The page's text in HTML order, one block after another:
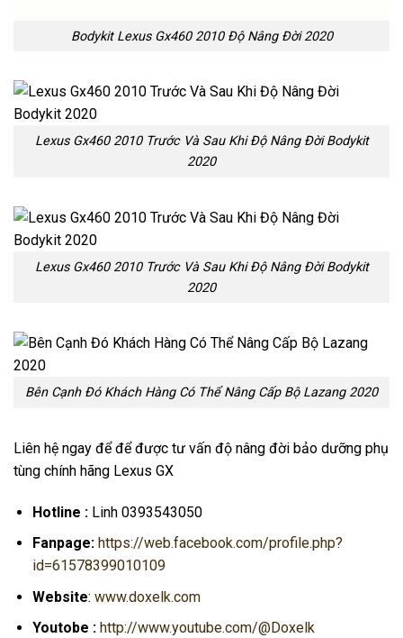
Bodykit Lexus Gx460 2010 Độ Nâng Đời 2020
Lexus Gx460 2010 Trước Và Sau Khi Độ Nâng Đời Bodykit
2020
Lexus Gx460 2010 Trước Và Sau Khi Độ Nâng Đời Bodykit
2020
Bên Cạnh Đó Khách Hàng Có Thể Nâng Cấp Bộ Lazang 2020
Liên hệ ngay để để được tư vấn độ nâng đời bảo dưỡng phụ
tùng chính hãng Lexus GX
Hotline :Linh 0393543050
Fanpage: https://web.facebook.com/profile.php?
id=61578399010109
Website: www.doxelk.com
Youtobe : http://www.youtube.com/@Doxelk